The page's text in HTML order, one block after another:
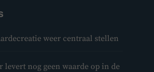
weer centraal stellen
nog geen waarde op in de